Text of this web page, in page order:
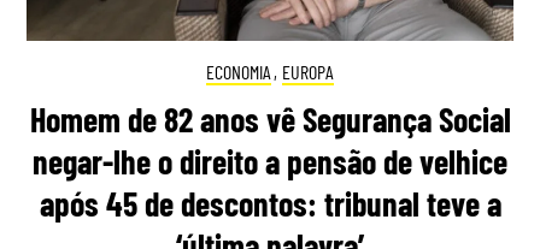
ECONOMIA , EUROPA
Homem de 82 anos vê Segurança Social
negar-lhe o direito a pensão de velhice
após 45 de descontos: tribunal teve a